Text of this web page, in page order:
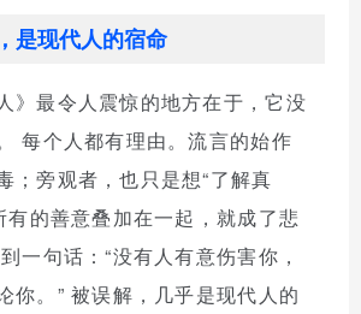
是现代人的宿命
》最令人震惊的地方在于，它没
每个人都有理由。流言的始作
；旁观者，也只是想“了解真
有的善意叠加在一起，就成了悲
一句话：“没有人有意伤害你，
你。” 被误解，几乎是现代人的